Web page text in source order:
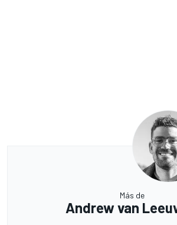
Más de
Andrew van